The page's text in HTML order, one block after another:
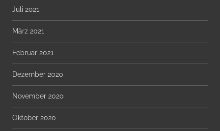
Juli 2021
März 2021
Februar 2021
Dezember 2020
November 2020
Oktober 2020